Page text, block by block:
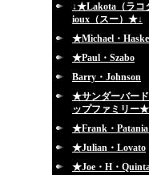
↓★Lakota（ラコ
ioux（スー）★↓
★Michael・
★Paul・Szabo
Barry・Johnson
★サンダーバード
ップファミリー★
★Frank・
★Julian・Lovato
★Joe・H・